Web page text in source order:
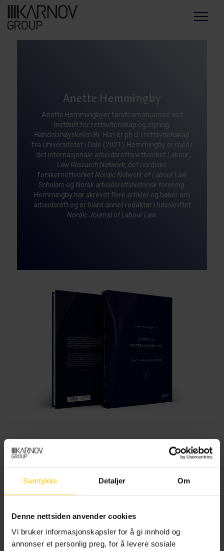
Samtykke Detaljer Om
Denne nettsiden anvender cookies
Vi bruker informasjonskapsler for å gi innhold og
annonser et personlig preg, for å levere sosiale
Menu
Anette Hemmingby
Anette Hemmingbyer førsteamanuensis ved
Institutt for rettsvitenskap og styring,
Handelshøyskolen BI. Hun er ph.d. i rettsvitenskap
fra Universitetet i Oslo (2021). Hemmingby er med i
det internasjonale arbeidsrettsnettverket Labour
Law Research Network, det nordiske
forskernettverket Nordic Network of Labour Law
Scholars og Norsk arbeidsrettshistorisk forening
Hemmingby har skrevet flere artikler og bøker om
arbeidsrett og er blant annet redaktør i tidsskriftet
Nordic Journal of Labour Law.
Doms- og materialsamling
DOMS- OG MATERIALSAMLINGEN er